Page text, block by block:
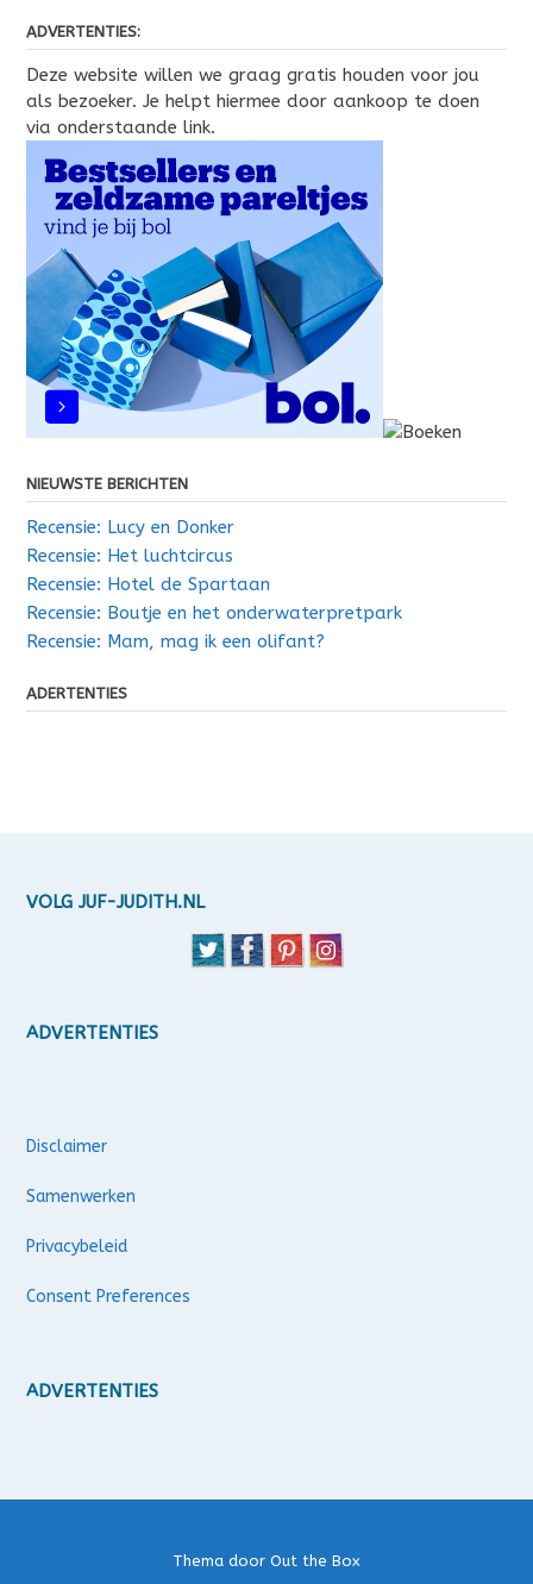
ADVERTENTIES:
Deze website willen we graag gratis houden voor jou
als bezoeker. Je helpt hiermee door aankoop te doen
via onderstaande link.
NIEUWSTE BERICHTEN
Recensie: Lucy en Donker
Recensie: Het luchtcircus
Recensie: Hotel de Spartaan
Recensie: Boutje en het onderwaterpretpark
Recensie: Mam, mag ik een olifant?
ADERTENTIES
VOLG JUF-JUDITH.NL
ADVERTENTIES
Disclaimer
Samenwerken
Privacybeleid
Consent Preferences
ADVERTENTIES
Thema door Out the Box